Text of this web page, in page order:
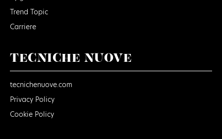
Trend Topic
Carriere
TECNICHE NUOVE
tecnichenuove.com
Privacy Policy
Cookie Policy